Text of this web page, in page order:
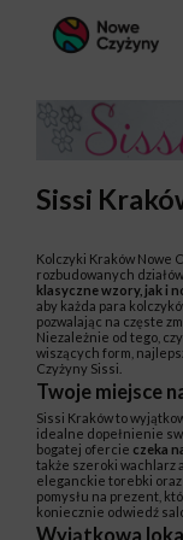
Sissi
Kolczyki Kraków Nowe
rozbudowanych
klasyczne wzory, jak i
aby każda para
pozwalając na częste
Niezależnie od tego,
wiszących form,
Czyżyny Sissi.
Twoje miejsce
Sissi Kraków to
idealne dopełnienie
bogatej ofercie czeka
także szeroki wachlarz
eleganckie torebki
pomysłu na prezent,
koniecznie odwiedź